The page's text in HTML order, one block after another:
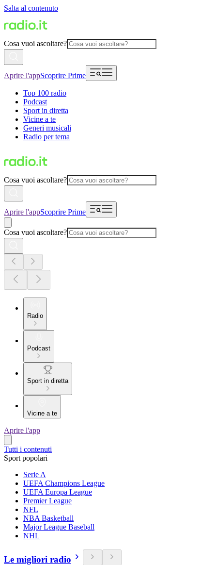
Salta al contenuto
Cosa vuoi ascoltare?
Aprire l'appScoprire Prime
Top 100 radio
Podcast
Sport in diretta
Vicine a te
Generi musicali
Radio per tema
Cosa vuoi ascoltare?
Aprire l'appScoprire Prime
Cosa vuoi ascoltare?
Radio
Podcast
Sport in diretta
Vicine a te
Aprire l'app
Tutti i contenuti
Sport popolari
Serie A
UEFA Champions League
UEFA Europa League
Premier League
NFL
NBA Basketball
Major League Baseball
NHL
Le migliori radio